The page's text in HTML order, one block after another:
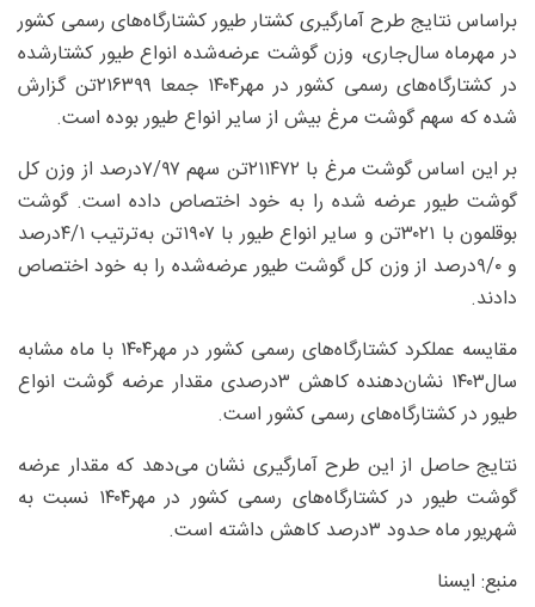
براساس نتایج طرح آمارگیری کشتار طیور کشتارگاه‌های رسمی کشور
در مهرماه سال‌جاری، وزن گوشت عرضه‌‌شده انواع طیور کشتارشده
در کشتارگاه‌های رسمی کشور در مهر۱۴۰۴ جمعا ۲۱۶۳۹۹تن گزارش
شده که سهم گوشت مرغ بیش از سایر انواع طیور بوده است.
بر این اساس گوشت مرغ با ۲۱۱۴۷۲تن سهم ۷/‌۹۷‌درصد از وزن کل
گوشت طیور عرضه‌ شده را به خود اختصاص داده است. گوشت
بوقلمون با ۳۰۲۱تن و سایر انواع طیور با ۱۹۰۷تن به‌ترتیب ۴/‌۱‌درصد
و ۹/‌۰‌درصد از وزن کل گوشت طیور عرضه‌شده را به خود اختصاص
دادند.
مقایسه عملکرد کشتارگاه‌های رسمی کشور در مهر۱۴۰۴ با ماه مشابه
سال۱۴۰۳ نشان‌دهنده کاهش ۳‌درصدی مقدار عرضه گوشت انواع
طیور در کشتارگاه‌های رسمی کشور است.
نتایج حاصل از این طرح آمارگیری نشان می‌دهد که مقدار عرضه
گوشت طیور در کشتارگاه‌های رسمی کشور در مهر۱۴۰۴ نسبت به
شهریور ماه حدود ۳‌درصد کاهش داشته است.
منبع: ایسنا